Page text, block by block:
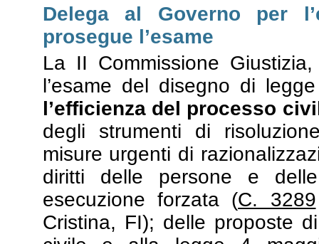
Delega al Governo per
prosegue l’esame
La II Commissione
l’esame del disegno di
l’efficienza del processo
degli strumenti di
misure urgenti di
diritti delle persone e
esecuzione forzata (C. 3289
Cristina, FI); delle proposte